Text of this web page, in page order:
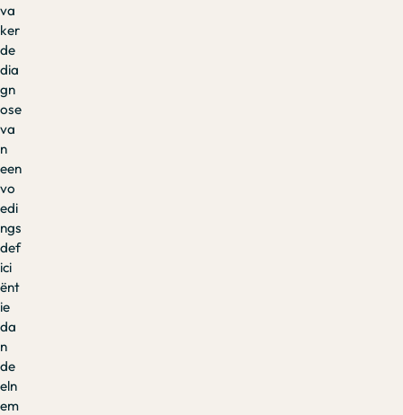
va
ker
de
dia
gn
ose
va
n
een
vo
edi
ngs
def
ici
ënt
ie
da
n
de
eln
em